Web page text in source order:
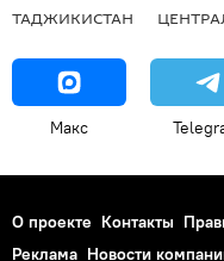
ТАДЖИКИСТАН
Макс
О проекте Контакты
Реклама Новости